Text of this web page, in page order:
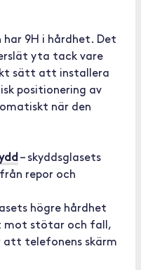
9H i hårdhet. Det
yta tack vare
sätt att installera
positionering av
när den
– skyddsglasets
repor och
högre hårdhet
mot stötar och fall,
att telefonens skärm